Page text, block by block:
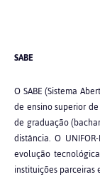
SABE
O SABE (Sistema
de ensino superior
de graduação
distância. O
evolução
instituições parceiras